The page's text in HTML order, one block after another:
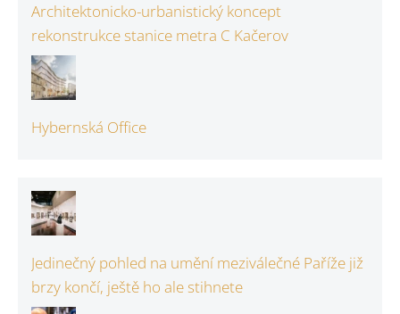
Architektonicko-urbanistický koncept
rekonstrukce stanice metra C Kačerov
Hybernská Office
Jedinečný pohled na umění meziválečné Paříže již
brzy končí, ještě ho ale stihnete